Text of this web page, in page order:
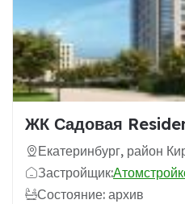
ЖК Садовая
Екатеринбург, район
Застройщик:
Состояние: архив